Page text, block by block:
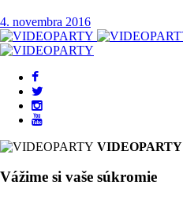
4. novembra 2016
VIDEOPARTY
Vážime si vaše súkromie